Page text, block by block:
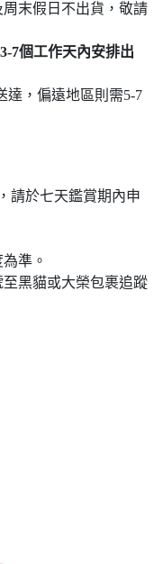
末假日不出貨，敬請
7個工作天內安排出
達，偏遠地區則需5-7
請於七天鑑賞期內申
準。
黑貓或大榮包裹追蹤